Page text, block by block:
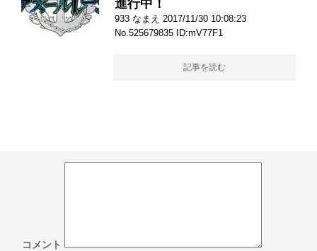
進行中！
933 なまえ 2017/11/30 10:08:23
No.525679835 ID:mV77F1
記事を読む
コメント